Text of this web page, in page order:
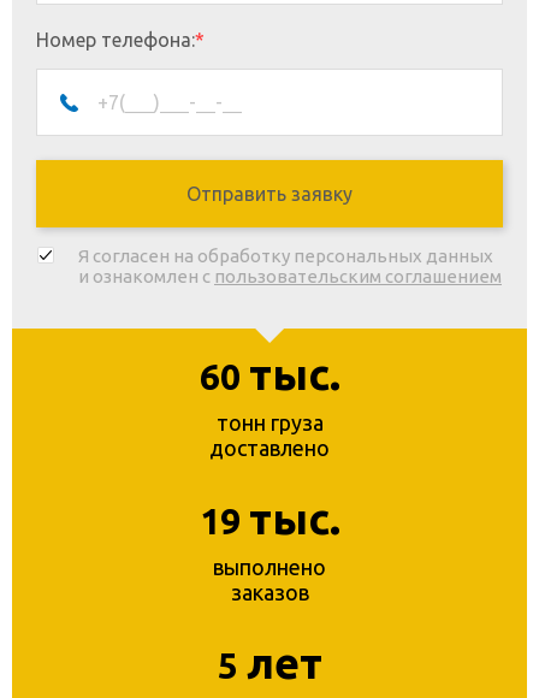
Номер телефона:*
Я согласен на обработку персональных данных
и ознакомлен с пользовательским соглашением
60 тыс.
тонн груза
доставлено
19 тыс.
выполнено
заказов
5 лет